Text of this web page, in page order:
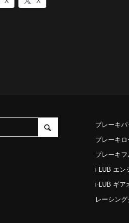
ブレーキパ
ブレーキロ
ブレーキフ
i-LUB エン
i-LUB ギア
レーシン